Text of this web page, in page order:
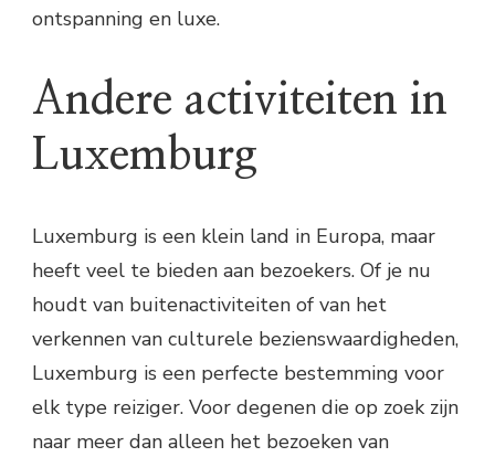
ontspanning en luxe.
Andere activiteiten in
Luxemburg
Luxemburg is een klein land in Europa, maar
heeft veel te bieden aan bezoekers. Of je nu
houdt van buitenactiviteiten of van het
verkennen van culturele bezienswaardigheden,
Luxemburg is een perfecte bestemming voor
elk type reiziger. Voor degenen die op zoek zijn
naar meer dan alleen het bezoeken van